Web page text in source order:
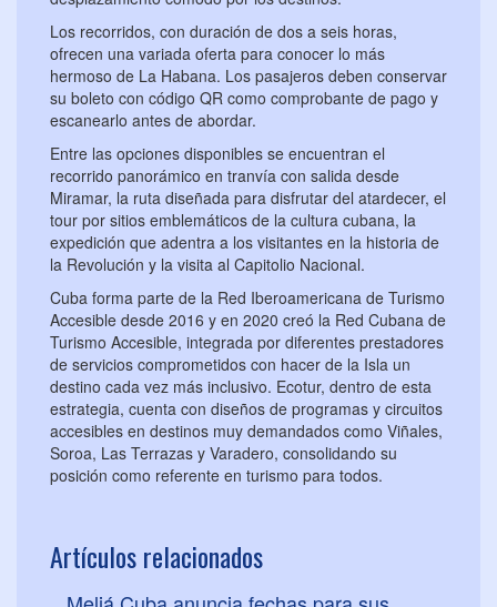
Los recorridos, con duración de dos a seis horas,
ofrecen una variada oferta para conocer lo más
hermoso de La Habana. Los pasajeros deben conservar
su boleto con código QR como comprobante de pago y
escanearlo antes de abordar.
Entre las opciones disponibles se encuentran el
recorrido panorámico en tranvía con salida desde
Miramar, la ruta diseñada para disfrutar del atardecer, el
tour por sitios emblemáticos de la cultura cubana, la
expedición que adentra a los visitantes en la historia de
la Revolución y la visita al Capitolio Nacional.
Cuba forma parte de la Red Iberoamericana de Turismo
Accesible desde 2016 y en 2020 creó la Red Cubana de
Turismo Accesible, integrada por diferentes prestadores
de servicios comprometidos con hacer de la Isla un
destino cada vez más inclusivo. Ecotur, dentro de esta
estrategia, cuenta con diseños de programas y circuitos
accesibles en destinos muy demandados como Viñales,
Soroa, Las Terrazas y Varadero, consolidando su
posición como referente en turismo para todos.
Artículos relacionados